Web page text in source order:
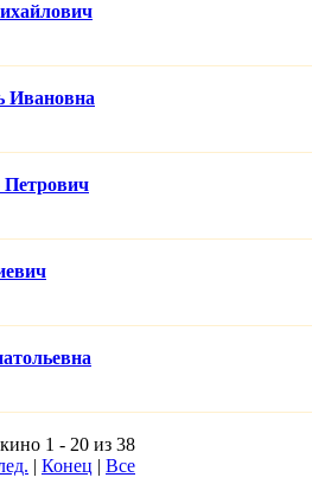
Ивановна
Петрович
1 - 20 из 38
| Конец | Все